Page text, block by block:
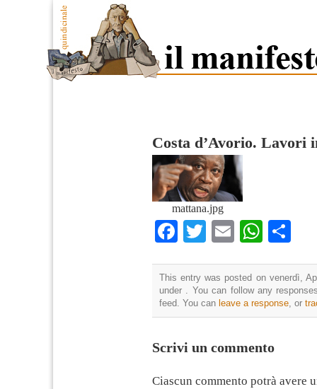
Costa d’Avorio. Lavori
mattana.jpg
Facebook
TwitterEmail
This entry was posted on venerdì,
under . You can follow any
feed. You can leave a response, or
Scrivi un commento
Ciascun commento potrà avere